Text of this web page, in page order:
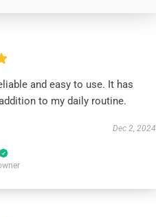
and easy to use. It has
to my daily routine.
Dec 2, 2024